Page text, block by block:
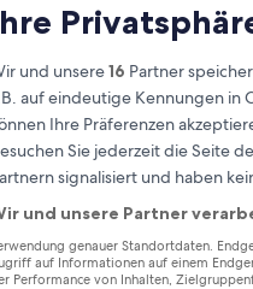
und unsere16 Partner
auf eindeutige Kennungen in
Ihre Präferenzen
Sie jederzeit die Seite
signalisiert und haben
und unsere Partner
genauer Standortdaten.
auf Informationen auf einem
Performance von Inhalten,